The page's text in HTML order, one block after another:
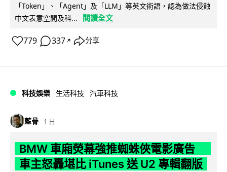
「Token」、「Agent」及「LLM」等英文術語，認為做法侵蝕
中文表意空間及科...
閱讀全文
779 337 ↗ 分享
科技娛樂 生活科技 汽車科技
藍骨 1 日
BMW 車廂熒幕強推蜘蛛俠電影廣告
車主怒轟堪比 iTunes 送 U2 專輯翻版